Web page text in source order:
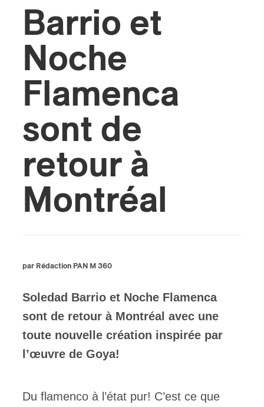
Barrio et
Noche
Flamenca
sont de
retour à
Montréal
par Rédaction PAN M 360
Soledad Barrio et Noche Flamenca
sont de retour à Montréal avec une
toute nouvelle création inspirée par
l’œuvre de Goya!
Du flamenco à l’état pur! C’est ce que